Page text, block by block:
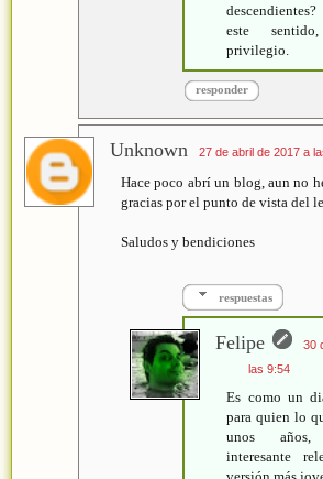
este
privilegio.
responder
Unknown 27 de abril de 2017 a
Hace poco abrí un blog, aun no
gracias por el punto de vista del
Saludos y bendiciones
respuestas
Felipe
30
las 9:54
Es como un
para quien lo
unos
interesante